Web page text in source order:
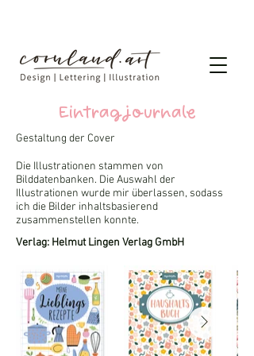
Eintragjournale
Gestaltung der Cover
Die Illustrationen stammen von
Bilddatenbanken. Die Auswahl der
Illustrationen wurde mir überlassen, sodass
ich die Bilder inhaltsbasierend
zusammenstellen konnte.
Verlag: Helmut Lingen Verlag GmbH